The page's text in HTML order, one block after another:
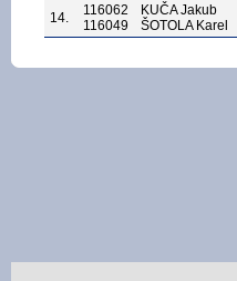
14.
116062
116049
KUČA Jakub
ŠOTOLA Karel